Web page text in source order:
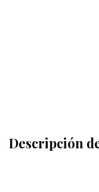
Descripción